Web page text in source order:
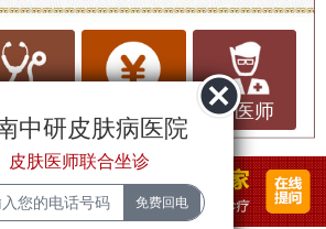
的皮肤病，主要由人乳头瘤病毒
常表现为皮肤表面光滑、颜色略
丘疹，常见于面部、手背等暴露
通常不会给患者带来身体上的痛
问题，会影响患者的心理健康，
尤为重要。
专注于皮肤病的治疗，其中济南
问医师
中研皮肤病医院
皮肤医师联合坐诊